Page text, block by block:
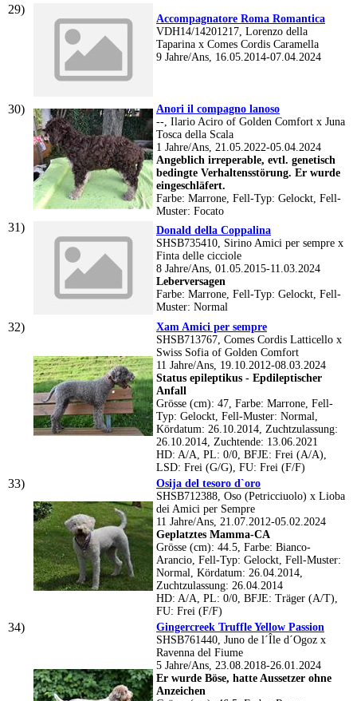
Accompagnatore Roma Romantica
VDH14/14201217, Lorenzo della
Taparina x Comes Cordis Caramella
9 Jahre/Ans, 16.05.2014-07.04.2024
Anori il compagno lanoso
--, Ilario Aciro of Golden Comfort x Juna
Tosca della Scala
1 Jahre/Ans, 21.05.2022-05.04.2024
Angeblich irreperable, evtl. genetisch
bedingte Verhaltensstörung. Er wurde
eingeschläfert.
Farbe: Marrone, Fell-Typ: Gelockt, Fell-
Muster: Focato
Donald della Coppalina
SHSB735410, Sirino Amici per sempre x
Finta delle cicciole
8 Jahre/Ans, 01.05.2015-11.03.2024
Leberversagen
Farbe: Marrone, Fell-Typ: Gelockt, Fell-
Muster: Normal
Xam Amici per sempre
SHSB713767, Comes Cordis Latticello x
Swiss Sofia of Golden Comfort
11 Jahre/Ans, 19.10.2012-08.03.2024
Status epileptikus - Epdileptischer
Anfall
Grösse (cm): 47, Farbe: Marrone, Fell-
Typ: Gelockt, Fell-Muster: Normal,
Kördatum: 26.10.2014, Zuchtzulassung:
26.10.2014, Zuchtende: 13.06.2021
HD: A/A, PL: 0/0, BFJE: Frei (A/A),
LSD: Frei (G/G), FU: Frei (F/F)
Osija del tesoro d`oro
SHSB712388, Oso (Petricciuolo) x Lioba
dei Amici per Sempre
11 Jahre/Ans, 21.07.2012-05.02.2024
Geplatztes Mamma-CA
Grösse (cm): 44.5, Farbe: Bianco-
Arancio, Fell-Typ: Gelockt, Fell-Muster:
Normal, Kördatum: 26.04.2014,
Zuchtzulassung: 26.04.2014
HD: A/A, PL: 0/0, BFJE: Träger (A/T),
FU: Frei (F/F)
Gingercreek Truffle Yellow Passion
SHSB761440, Juno de l´Île d´Ogoz x
Ravenna del Fiume
5 Jahre/Ans, 23.08.2018-26.01.2024
Er wurde Böse, hatte Aussetzer ohne
Anzeichen